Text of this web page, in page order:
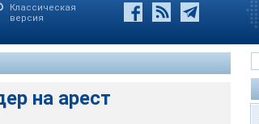
Классическая
версия
на арест